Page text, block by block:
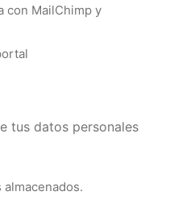
con MailChimp y
tus datos personales